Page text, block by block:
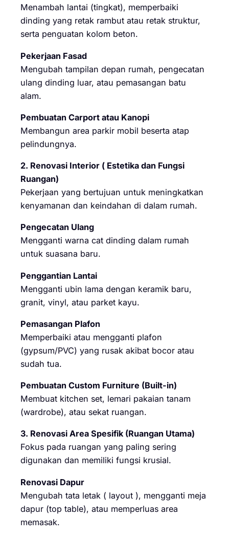
Menambah lantai (tingkat), memperbaiki
dinding yang retak rambut atau retak struktur,
serta penguatan kolom beton.
Pekerjaan Fasad
Mengubah tampilan depan rumah, pengecatan
ulang dinding luar, atau pemasangan batu
alam.
Pembuatan Carport atau Kanopi
Membangun area parkir mobil beserta atap
pelindungnya.
2. Renovasi Interior ( Estetika dan Fungsi
Ruangan)
Pekerjaan yang bertujuan untuk meningkatkan
kenyamanan dan keindahan di dalam rumah.
Pengecatan Ulang
Mengganti warna cat dinding dalam rumah
untuk suasana baru.
Penggantian Lantai
Mengganti ubin lama dengan keramik baru,
granit, vinyl, atau parket kayu.
Pemasangan Plafon
Memperbaiki atau mengganti plafon
(gypsum/PVC) yang rusak akibat bocor atau
sudah tua.
Pembuatan Custom Furniture (Built-in)
Membuat kitchen set, lemari pakaian tanam
(wardrobe), atau sekat ruangan.
3. Renovasi Area Spesifik (Ruangan Utama)
Fokus pada ruangan yang paling sering
digunakan dan memiliki fungsi krusial.
Renovasi Dapur
Mengubah tata letak ( layout ), mengganti meja
dapur (top table), atau memperluas area
memasak.